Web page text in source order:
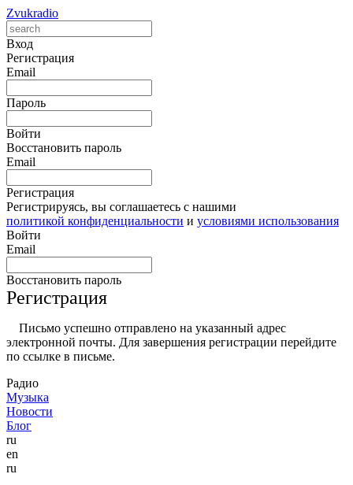
Zvukradio
Вход
Регистрация
Email
Пароль
Войти
Восстановить пароль
Email
Регистрация
Регистрируясь, вы соглашаетесь с нашими
политикой конфиденциальности и условиями использования
Войти
Email
Восстановить пароль
Регистрация
Письмо успешно отправлено на указанный адрес
электронной почты. Для завершения регистрации перейдите
по ссылке в письме.
Радио
Музыка
Новости
Блог
ru
en
ru